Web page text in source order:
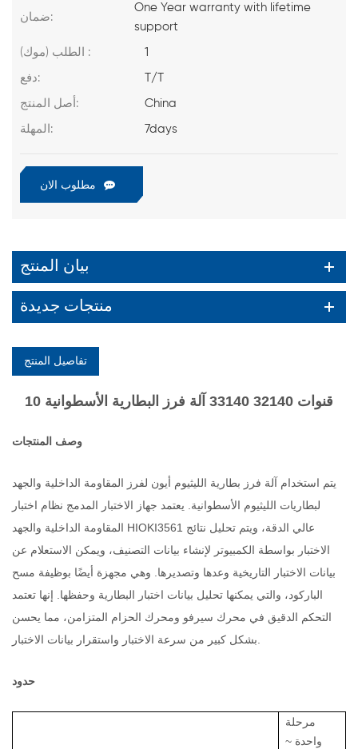
ضمان:
One Year warranty with lifetime
support
الطلب (موك) : 1
دفع: T/T
أصل المنتج: China
المهلة: 7days
مطلوب الان
بيان المنتج
منتجات جديدة
تفاصيل المنتج
10 قنوات 32140 33140 آلة فرز البطارية الأسطوانية
وصف المنتجات
يتم استخدام آلة فرز بطارية الليثيوم أيون لفرز المقاومة الداخلية والجهد
لبطاريات الليثيوم الأسطوانية. يعتمد جهاز الاختبار المدمج نظام اختبار
المقاومة الداخلية والجهد HIOKI3561 عالي الدقة، ويتم تحليل نتائج
الاختبار بواسطة الكمبيوتر لإنشاء بيانات التصنيف، ويمكن الاستعلام عن
بيانات الاختبار التاريخية وعدها وتصديرها. وهي مجهزة أيضًا بوظيفة مسح
الباركود، والتي يمكنها تحليل بيانات اختبار البطارية وحفظها. إنها تعتمد
التحكم الدقيق في محرك سيرفو ومحرك الحزام المتزامن، مما يحسن
حدود
مرحلة
واحدة ~